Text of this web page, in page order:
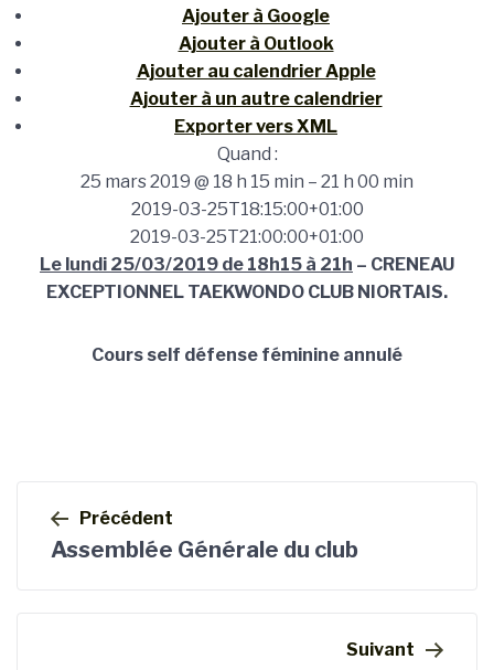
Ajouter à Google
Ajouter à Outlook
Ajouter au calendrier Apple
Ajouter à un autre calendrier
Exporter vers XML
Quand :
25 mars 2019 @ 18 h 15 min – 21 h 00 min
2019-03-25T18:15:00+01:00
2019-03-25T21:00:00+01:00
Le lundi 25/03/2019 de 18h15 à 21h – CRENEAU
EXCEPTIONNEL TAEKWONDO CLUB NIORTAIS.
Cours self défense féminine annulé
l’article
Précédent
Assemblée Générale du club
Suivant